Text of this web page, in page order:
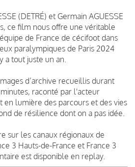
(DETRÉ) et Germain AGUESSE
ce film nous offre une véritable
de France de cécifoot dans
paralympiques de Paris 2024
a tout juste un an.
d’archive recueillis durant
raconté par l'acteur
en lumière des parcours et des vies
de résilience dont on a pas idée.
sur les canaux régionaux de
3 Hauts-de-France et France 3
est disponible en replay.